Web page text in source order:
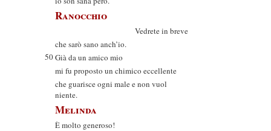
Ranocchio
Vedrete in breve
che sarò sano anch’io.
50Già da un amico mio
mi fu proposto un chimico eccellente
che guarisce ogni male e non vuol
niente.
Melinda
È molto generoso!